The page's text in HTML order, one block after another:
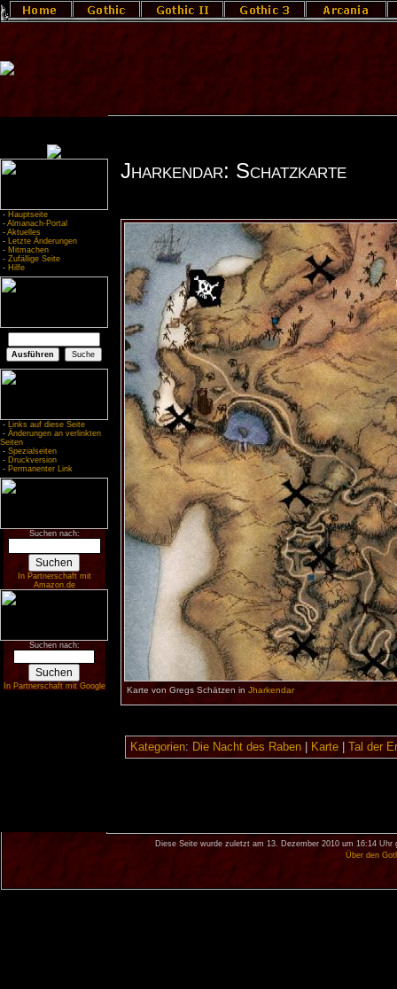
- Hauptseite
- Almanach-Portal
- Aktuelles
- Letzte Änderungen
- Mitmachen
- Zufällige Seite
- Hilfe
- Links auf diese Seite
- Änderungen an verlinkten
Seiten
- Spezialseiten
- Druckversion
- Permanenter Link
Suchen nach:
In Partnerschaft mit
Amazon.de
Suchen nach:
In Partnerschaft mit Google
Jharkendar: Schatzkarte
Karte von Gregs Schätzen in Jharkendar
Kategorien: Die Nacht des Raben| Karte| Tal der
Diese Seite wurde zuletzt am 13. Dezember 2010 um 16:14 Uhr
Über den